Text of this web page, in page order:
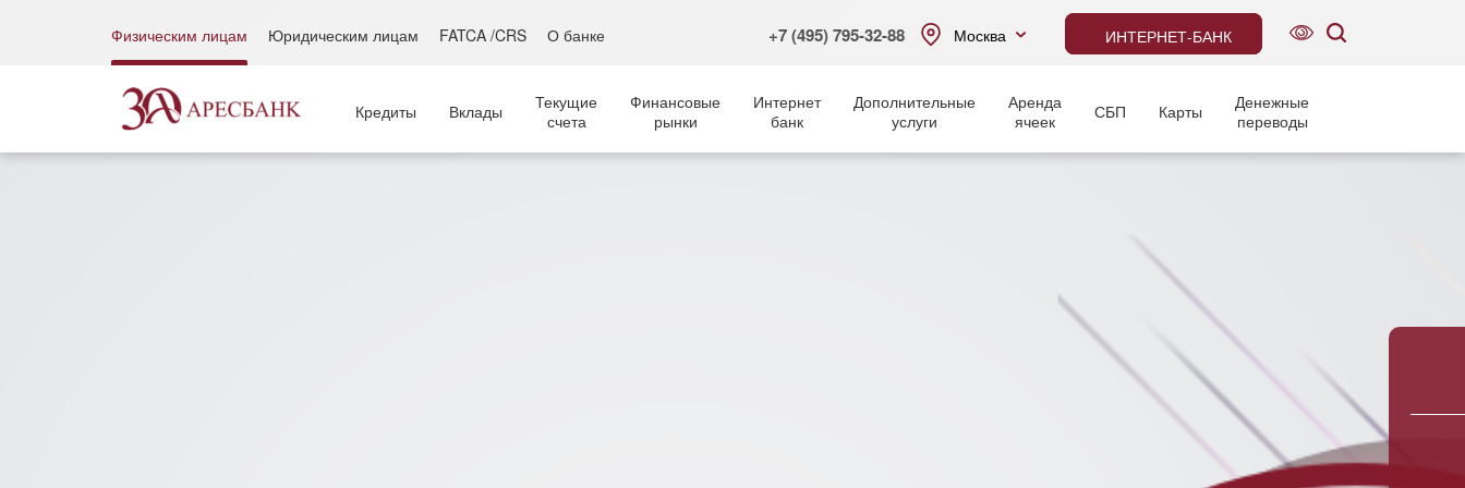
Физическим лицам Юридическим лицам FATCA /CRS О банке ИНТЕРНЕТ-БАНК
Москва
+7 (495) 795-32-88
Кредиты Вклады
Текущие
счета
Финансовые
рынки
Интернет
банк
Дополнительные
услуги
Аренда
ячеек
СБП Карты
Денежные
переводы